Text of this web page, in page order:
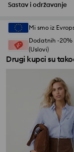
Sastav i održavanje
Mi smo iz
Dodatnih -20%
(Uslovi)
Drugi kupci su